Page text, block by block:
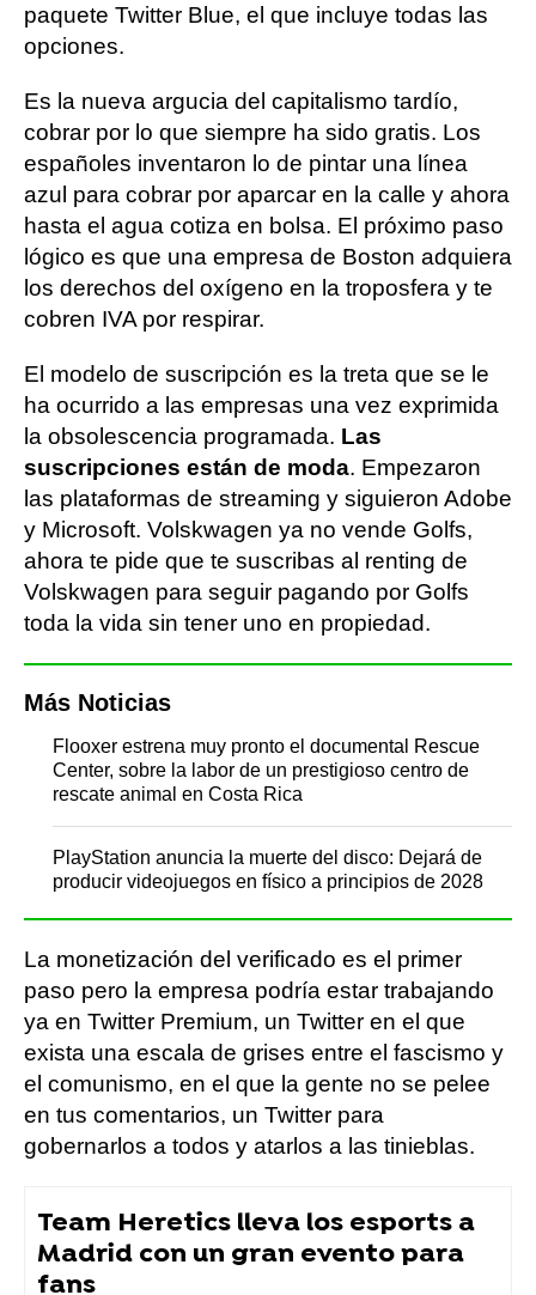
paquete Twitter Blue, el que incluye todas las
opciones.
Es la nueva argucia del capitalismo tardío,
cobrar por lo que siempre ha sido gratis. Los
españoles inventaron lo de pintar una línea
azul para cobrar por aparcar en la calle y ahora
hasta el agua cotiza en bolsa. El próximo paso
lógico es que una empresa de Boston adquiera
los derechos del oxígeno en la troposfera y te
cobren IVA por respirar.
El modelo de suscripción es la treta que se le
ha ocurrido a las empresas una vez exprimida
la obsolescencia programada. Las
suscripciones están de moda. Empezaron
las plataformas de streaming y siguieron Adobe
y Microsoft. Volskwagen ya no vende Golfs,
ahora te pide que te suscribas al renting de
Volskwagen para seguir pagando por Golfs
toda la vida sin tener uno en propiedad.
Más Noticias
Flooxer estrena muy pronto el documental Rescue
Center, sobre la labor de un prestigioso centro de
rescate animal en Costa Rica
PlayStation anuncia la muerte del disco: Dejará de
producir videojuegos en físico a principios de 2028
La monetización del verificado es el primer
paso pero la empresa podría estar trabajando
ya en Twitter Premium, un Twitter en el que
exista una escala de grises entre el fascismo y
el comunismo, en el que la gente no se pelee
en tus comentarios, un Twitter para
gobernarlos a todos y atarlos a las tinieblas.
Team Heretics lleva los esports a
Madrid con un gran evento para
fans